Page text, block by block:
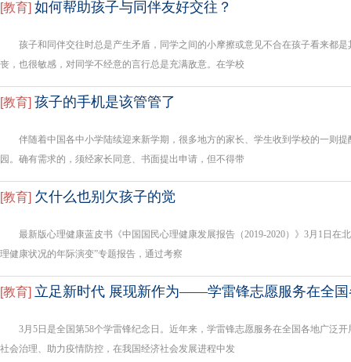
[教育] 如何帮助孩子与同伴友好交往？
孩子和同伴交往时总是产生矛盾，同学之间的小摩擦或意见不合在孩子看来都是
丧，也很敏感，对同学不经意的言行总是充满敌意。在学校
[教育] 孩子的手机是该管管了
伴随着中国各中小学陆续迎来新学期，很多地方的家长、学生收到学校的一则提
园。确有需求的，须经家长同意、书面提出申请，但不得带
[教育] 欠什么也别欠孩子的觉
最新版心理健康蓝皮书《中国国民心理健康发展报告（2019-2020）》3月1日在北
理健康状况的年际演变”专题报告，通过考察
[教育] 立足新时代 展现新作为——学雷锋志愿服务在全国
3月5日是全国第58个学雷锋纪念日。近年来，学雷锋志愿服务在全国各地广泛开
社会治理、助力疫情防控，在我国经济社会发展进程中发